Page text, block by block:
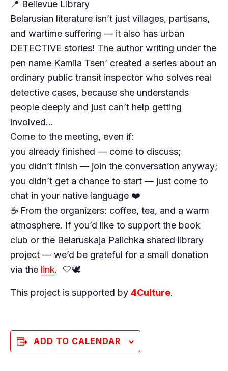
📍 Bellevue Library
Belarusian literature isn’t just villages, partisans,
and wartime suffering — it also has urban
DETECTIVE stories! The author writing under the
pen name Kamila Tsen’ created a series about an
ordinary public transit inspector who solves real
detective cases, because she understands
people deeply and just can’t help getting
involved…
Come to the meeting, even if:
you already finished — come to discuss;
you didn’t finish — join the conversation anyway;
you didn’t get a chance to start — just come to
chat in your native language ❤️
☕️ From the organizers: coffee, tea, and a warm
atmosphere. If you’d like to support the book
club or the Belaruskaja Palichka shared library
project — we’d be grateful for a small donation
via the link. 🤍🕊
This project is supported by 4Culture.
ADD TO CALENDAR